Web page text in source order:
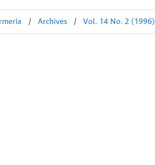
/ Archives / Vol. 14 No. 2 (1996)